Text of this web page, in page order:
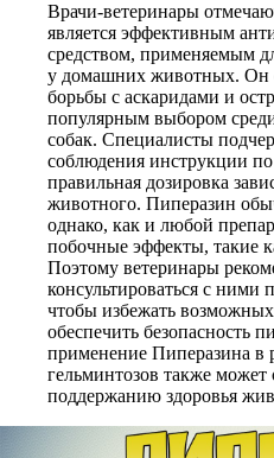
Врачи-ветеринары
является эффективным
средством, применяемым
у домашних животных. Он
борьбы с аскаридами и
популярным выбором
собак. Специалисты
соблюдения инструкции
правильная дозировка
животного. Пиперазин
однако, как и любой
побочные эффекты, такие
Поэтому ветеринары
консультироваться с ними
чтобы избежать
обеспечить безопасность
применение Пиперазина в
гельминтозов также может
поддержанию здоровья